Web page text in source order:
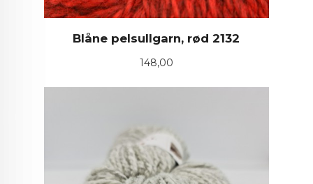
Blåne pelsullgarn, rød 2132
Pris
148,00